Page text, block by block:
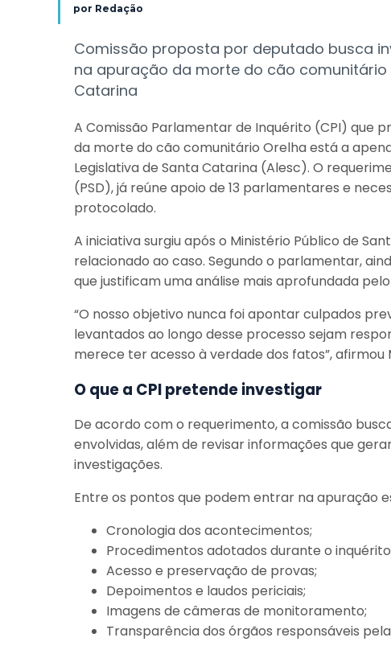
por Redação
Comissão proposta por deputado busca
na apuração da morte do cão
Catarina
A Comissão Parlamentar de Inquérito (CPI) que
da morte do cão comunitário Orelha está a
Legislativa de Santa Catarina (Alesc). O
(PSD), já reúne apoio de 13 parlamentares e
protocolado.
A iniciativa surgiu após o Ministério Público de
relacionado ao caso. Segundo o parlamentar,
que justificam uma análise mais aprofundada
“O nosso objetivo nunca foi apontar culpados
levantados ao longo desse processo sejam
merece ter acesso à verdade dos fatos”, afirmou
O que a CPI pretende investigar
De acordo com o requerimento, a comissão
envolvidas, além de revisar informações que
investigações.
Entre os pontos que podem entrar na apuração
Cronologia dos acontecimentos;
Procedimentos adotados durante o
Acesso e preservação de provas;
Depoimentos e laudos periciais;
Imagens de câmeras de monitoramento;
Transparência dos órgãos responsáveis